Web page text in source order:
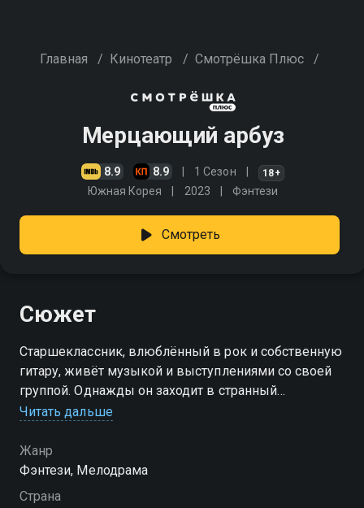
Главная / Кинотеатр / Смотрёшка Плюс /
Мерцающий арбуз
8.9 8.9 1 Сезон 18+
Южная Корея 2023 Фэнтези
Смотреть
Сюжет
Старшеклассник, влюблённый в рок и собственную
гитару, живёт музыкой и выступлениями со своей
группой. Однажды он заходит в странный
музыкальный магазин — и вдруг переносится из
стримингов, смартфонов и лайков — только кассеты,
провода, плакаты на стенах и живой звук, от
которого мурашки по коже. Здесь он встречает
Читать дальше
Жанр
Фэнтези, Мелодрама
Страна